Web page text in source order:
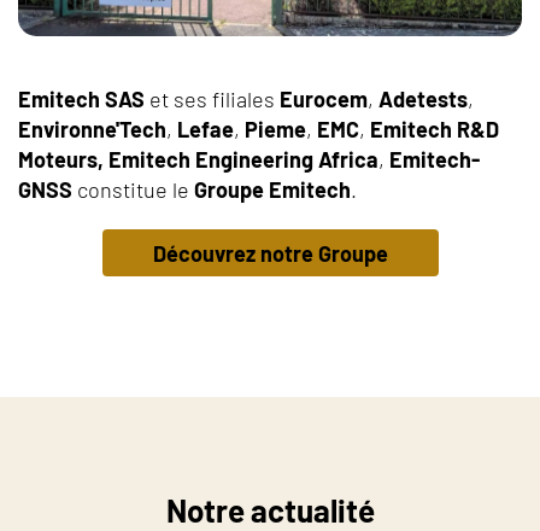
Emitech SAS et ses filiales Eurocem, Adetests,
Environne'Tech, Lefae, Pieme, EMC, Emitech R&D
Moteurs, Emitech Engineering Africa, Emitech-
GNSS constitue le Groupe Emitech.
Découvrez notre Groupe
Notre actualité